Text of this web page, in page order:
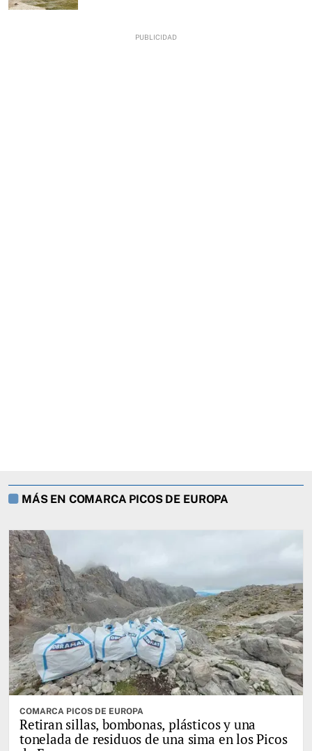
MÁS EN COMARCA PICOS DE EUROPA
COMARCA PICOS DE EUROPA
Retiran sillas, bombonas, plásticos y una
tonelada de residuos de una sima en los Picos